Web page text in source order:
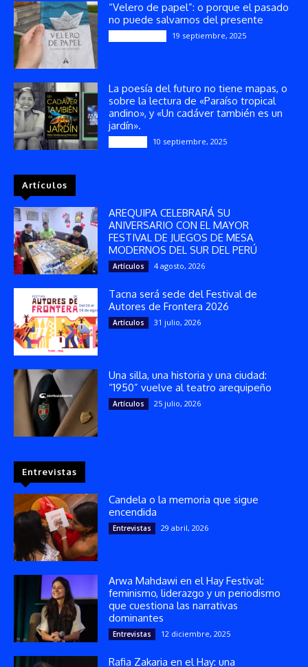
“Velero de papel”: o porque el pasado
no puede salvarnos del presente
19 septiembre, 2025
La poesía del futuro no tiene mapas, o
sobre la lectura de «Paraíso tropical
andino», y «Un cadáver también es un
jardín».
10 septiembre, 2025
Artículos
AREQUIPA CELEBRARÁ SU
ANIVERSARIO CON EL MAYOR
FESTIVAL DE JUEGOS DE MESA
MODERNOS DEL SUR DEL PERÚ
Artículos 4 agosto, 2026
Tacna será sede del Festival de
Autores de Frontera 2026
Artículos 31 julio, 2026
Una silla, una historia y una ciudad:
“1950” vuelve al teatro arequipeño
Artículos 25 julio, 2026
Entrevistas
Candela o la memoria que sigue
encendida
Entrevistas 29 abril, 2026
Arwa Mahdawi en el Hay Festival:
feminismo, liderazgo y un periodismo
que cuestiona las narrativas
dominantes
Entrevistas 12 diciembre, 2025
Rafia Zakaria en el Hay: una